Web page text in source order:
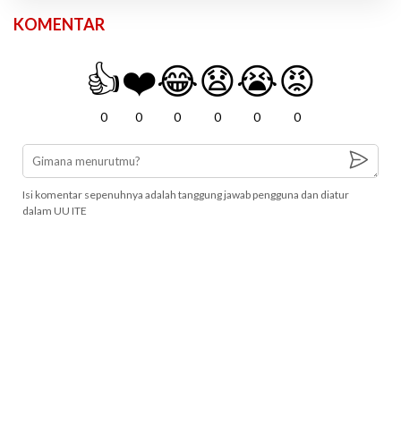
KOMENTAR
👍
0
❤️
0
😂
0
😧
0
😭
0
😡
0
Isi komentar sepenuhnya adalah tanggung jawab pengguna dan diatur
dalam UU ITE